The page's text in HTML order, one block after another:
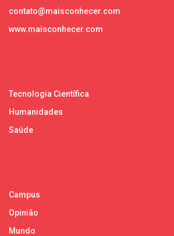
contato@maisconhecer.com
www.maisconhecer.com
Tecnologia Científica
Humanidades
Saúde
Campus
Opinião
Mundo